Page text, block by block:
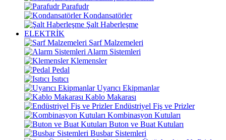
Parafudr
Kondansatörler
Şalt Haberleşme
ELEKTRİK
Sarf Malzemeleri
Alarm Sistemleri
Klemensler
Pedal
Isıtıcı
Uyarıcı Ekipmanlar
Kablo Makarası
Endüstriyel Fiş ve Prizler
Kombinasyon Kutuları
Buton ve Buat Kutuları
Busbar Sistemleri